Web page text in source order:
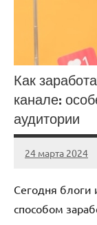
Как
канале:
аудитории
24 марта 2024
stroyka_sl_r
Нет
Сегодня блоги
способом